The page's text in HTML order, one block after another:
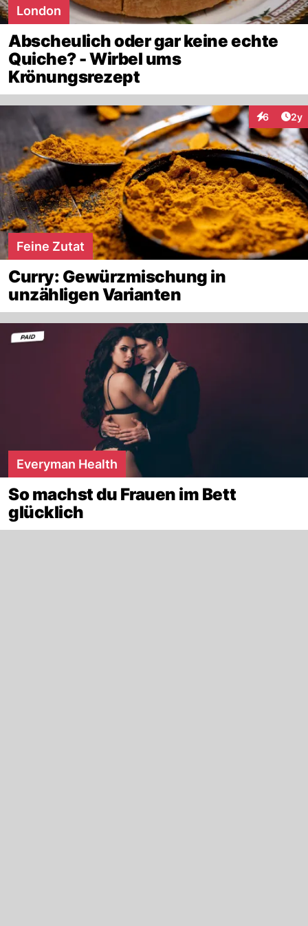
London
Abscheulich oder gar keine echte
Quiche? - Wirbel ums
Krönungsrezept
6 2y
Feine Zutat
Curry: Gewürzmischung in
unzähligen Varianten
Everyman Health
So machst du Frauen im Bett
glücklich